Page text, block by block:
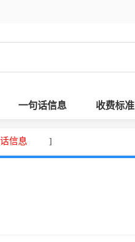
一句话信息 收费标准
信息 ]